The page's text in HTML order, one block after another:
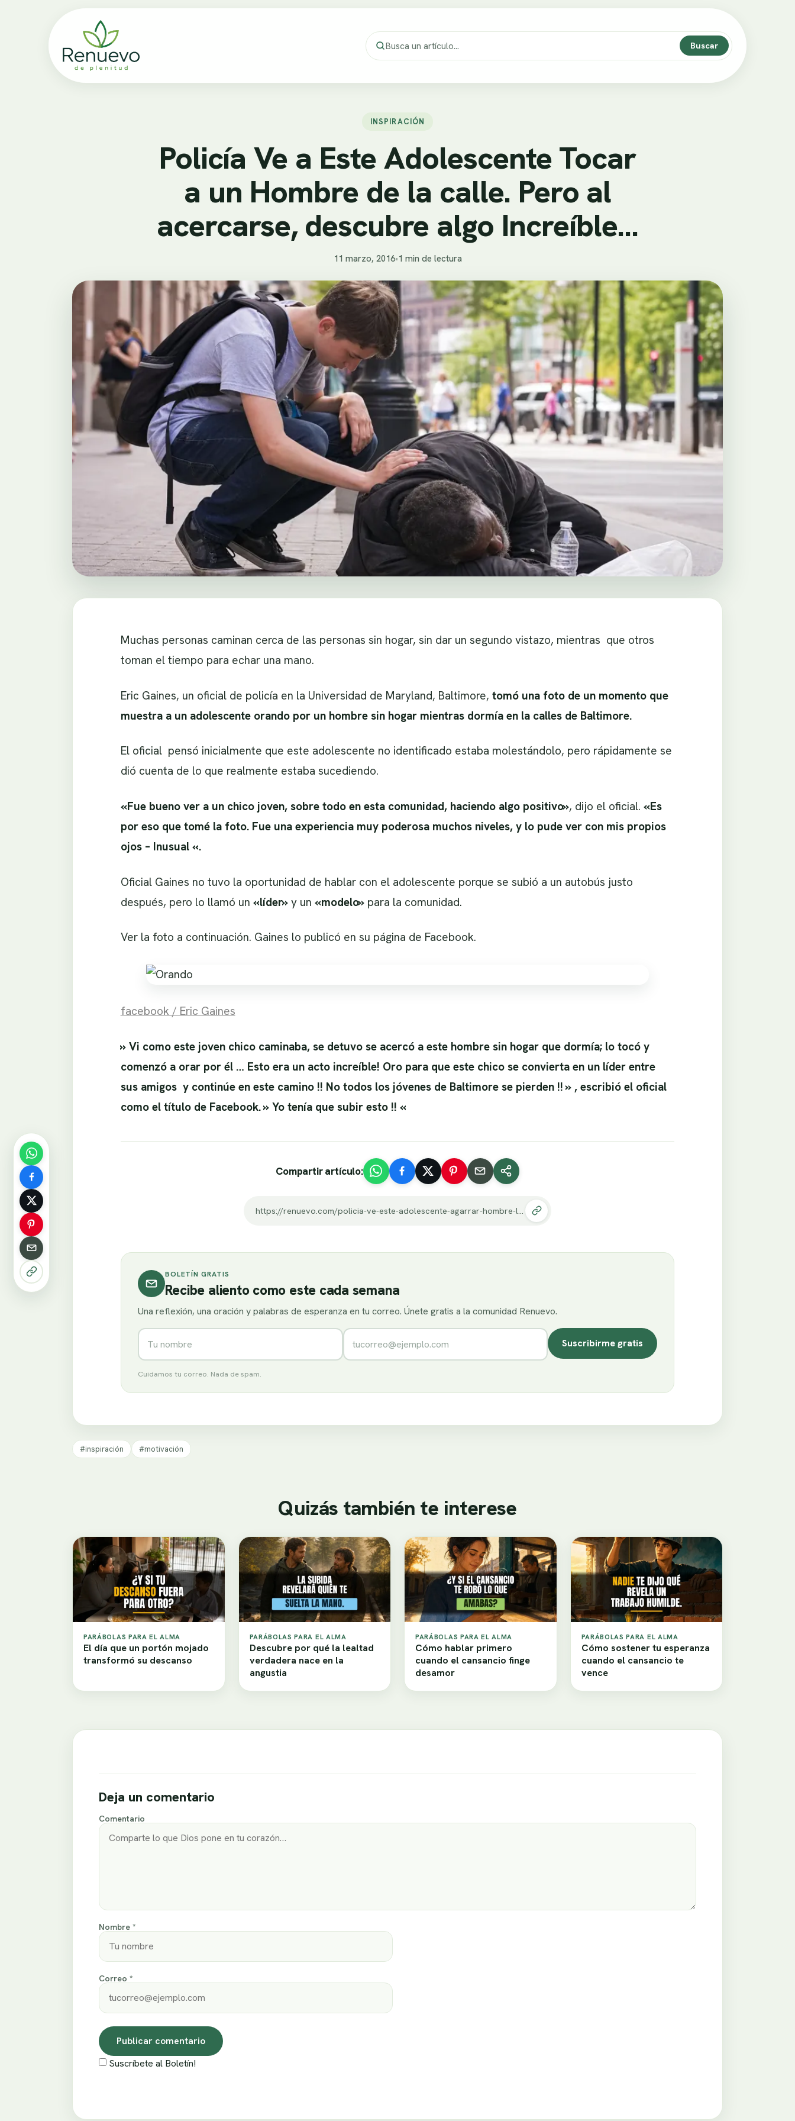
Buscar
INSPIRACIÓN
Policía Ve a Este Adolescente Tocar
a un Hombre de la calle. Pero al
acercarse, descubre algo Increíble…
11 marzo, 2016•1 min de lectura
Muchas personas caminan cerca de las personas sin hogar, sin dar un segundo vistazo, mientras que otros
toman el tiempo para echar una mano.
Eric Gaines, un oficial de policía en la Universidad de Maryland, Baltimore, tomó una foto de un momento que
muestra a un adolescente orando por un hombre sin hogar mientras dormía en la calles de Baltimore.
El oficial pensó inicialmente que este adolescente no identificado estaba molestándolo, pero rápidamente se
dió cuenta de lo que realmente estaba sucediendo.
«Fue bueno ver a un chico joven, sobre todo en esta comunidad, haciendo algo positivo», dijo el oficial. «Es
por eso que tomé la foto. Fue una experiencia muy poderosa muchos niveles, y lo pude ver con mis propios
ojos – Inusual «.
Oficial Gaines no tuvo la oportunidad de hablar con el adolescente porque se subió a un autobús justo
después, pero lo llamó un «líder»y un «modelo»para la comunidad.
Ver la foto a continuación. Gaines lo publicó en su página de Facebook.
facebook / Eric Gaines
» Vi como este joven chico caminaba, se detuvo se acercó a este hombre sin hogar que dormía; lo tocó y
comenzó a orar por él … Esto era un acto increíble! Oro para que este chico se convierta en un líder entre
sus amigos y continúe en este camino !! No todos los jóvenes de Baltimore se pierden !! » , escribió el oficial
como el título de Facebook. » Yo tenía que subir esto !! «
Compartir artículo:
BOLETÍN GRATIS
Recibe aliento como este cada semana
Una reflexión, una oración y palabras de esperanza en tu correo. Únete gratis a la comunidad Renuevo.
Nombre Correo electrónico
Suscribirme gratis
Cuidamos tu correo. Nada de spam.
#inspiración #motivación
Quizás también te interese
PARÁBOLAS PARA EL ALMA
El día que un portón mojado
transformó su descanso
PARÁBOLAS PARA EL ALMA
Descubre por qué la lealtad
verdadera nace en la
angustia
PARÁBOLAS PARA EL ALMA
Cómo hablar primero
cuando el cansancio finge
desamor
PARÁBOLAS PARA EL ALMA
Cómo sostener tu esperanza
cuando el cansancio te
vence
Deja un comentario
Comentario
Nombre *
Correo *
Suscríbete al Boletín!